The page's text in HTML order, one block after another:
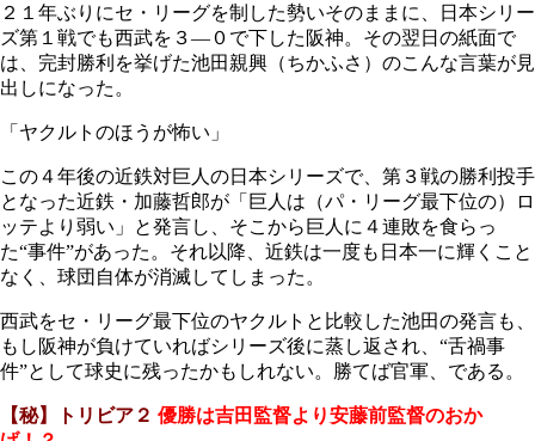
２１年ぶりにセ・リーグを制した勢いそのままに、日本シリー
ズ第１戦でも西武を３―０で下した阪神。その翌日の紙面で
は、完封勝利を挙げた池田親興（ちかふさ）のこんな言葉が見
出しになった。
「ヤクルトのほうが怖い」
この４年後の近鉄対巨人の日本シリーズで、第３戦の勝利投手
となった近鉄・加藤哲郎が「巨人は（パ・リーグ最下位の）ロ
ッテより弱い」と発言し、そこから巨人に４連敗を食らっ
た“事件”があった。それ以降、近鉄は一度も日本一に輝くこと
なく、球団自体が消滅してしまった。
西武をセ・リーグ最下位のヤクルトと比較した池田の発言も、
もし阪神が負けていればシリーズ後に蒸し返され、“舌禍事
件”として球史に残ったかもしれない。勝てば官軍、である。
【秘】トリビア２ 優勝は吉田監督より安藤前監督のおか